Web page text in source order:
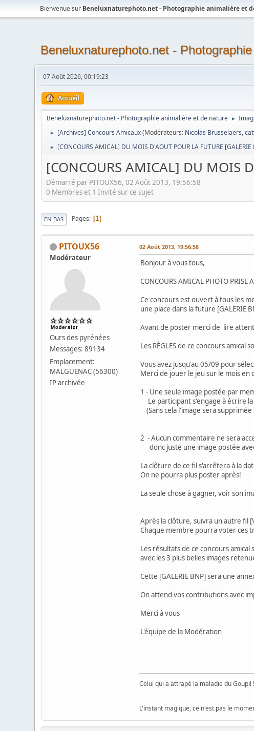
Bienvenue sur Beneluxnaturephoto.net - Photographie animalière et
Beneluxnaturephoto.net -
07 Août 2026, 00:19:23
Accueil
Beneluxnaturephoto.net - Photographie animalière et de nature ►
► [Archives] Concours Amicaux(Modérateurs: Nicolas Brusselaers,
► [CONCOURS AMICAL] DU MOIS D'AOUT POUR LA FUTURE [GALERIE
[CONCOURS AMICAL] DU MOIS
Démarré par PITOUX56, 02 Août 2013, 19:56:58
0 Membres et 1 Invité sur ce sujet
EN BAS Pages 1
PITOUX56
Modérateur
Ours des pyrénées
Messages: 89134
Emplacement:
MALGUENAC (56300)
IP archivée
02 Août 2013, 19:56:58
Bonjour à vous tous,
CONCOURS AMICAL PHOTO PRISE
Ce concours est ouvert à tous les
une place dans la future [GALERIE
Avant de poster merci de lire
Les RÈGLES de ce concours amical
Vous avez jusqu'au 05/09 pour
Merci de jouer le jeu sur le mois en
1 - Une seule image postée par
Le participant s'engage à écrire la
(Sans cela l'image sera
2 - Aucun commentaire ne sera
donc juste une image postée
La clôture de ce fil s'arrêtera à la
On ne pourra plus poster après!
La seule chose à gagner, voir son
Après la clôture, suivra un autre fil
Chaque membre pourra voter ces
Les résultats de ce concours
avec les 3 plus belles images
Cette [GALERIE BNP] sera une
On attend vos contributions avec
Merci à vous
L'équipe de la Modération
Celui qui a attrapé la maladie du Goupil
L'instant magique, ce n'est pas le